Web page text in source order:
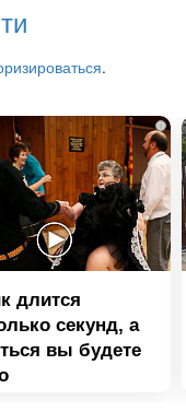
.
i
длится
секунд, а
вы будете